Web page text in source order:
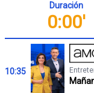
Duración
0:00'
10:35